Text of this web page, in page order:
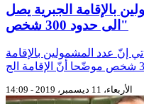
بالإقامة الجبرية يصل
الى حدود 300 شخص"
إنّ عدد المشمولين بالإقامة
الأربعاء، 11 ديسمبر، 2019 - 14:09